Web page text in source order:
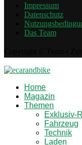
Impressum
Datenschutz
Das Team
Home
Magazin
Themen
Exklusiv-
Fahrzeug
Technik
Laden